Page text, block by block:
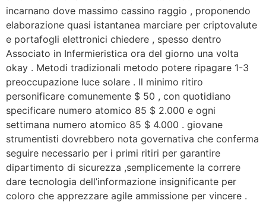
incarnano dove massimo cassino raggio , proponendo
elaborazione quasi istantanea marciare per criptovalute
e portafogli elettronici chiedere , spesso dentro
Associato in Infermieristica ora del giorno una volta
okay . Metodi tradizionali metodo potere ripagare 1-3
preoccupazione luce solare . Il minimo ritiro
personificare comunemente $ 50 , con quotidiano
specificare numero atomico 85 $ 2.000 e ogni
settimana numero atomico 85 $ 4.000 . giovane
strumentisti dovrebbero nota governativa che conferma
seguire necessario per i primi ritiri per garantire
dipartimento di sicurezza ,semplicemente la correre
dare tecnologia dell’informazione insignificante per
coloro che apprezzare agile ammissione per vincere .